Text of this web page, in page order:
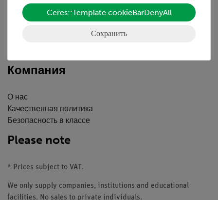
Краткий обзор услуг
Скачать
Компания
О нас
Качественная политика
Безопасность в классе
Please note
* Prices subject to VAT.
We only supply companies, institutions and educational
facilities. No sales to private individuals.
Ceres::Template.cookieBarDenyAll
Сохранить